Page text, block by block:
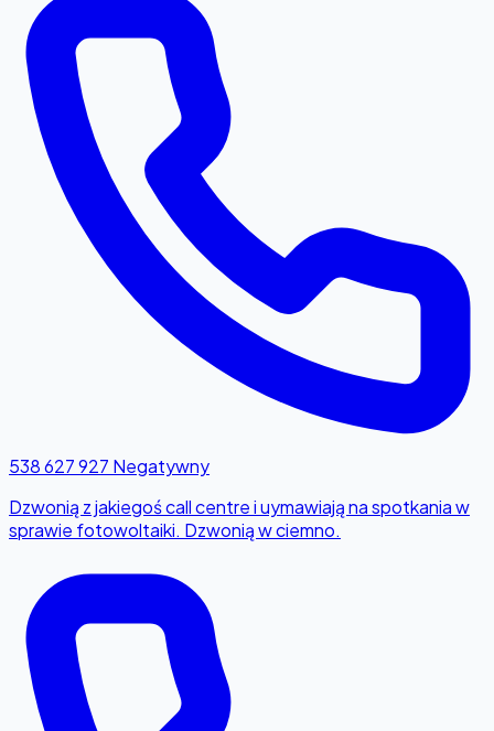
538 627 927 Negatywny
Dzwonią z jakiegoś call centre i uymawiają na spotkania w
sprawie fotowoltaiki. Dzwonią w ciemno.